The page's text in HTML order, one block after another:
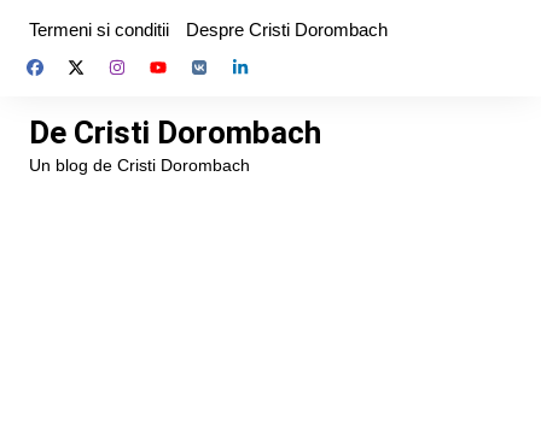
content
Termeni si conditii Despre Cristi Dorombach
De Cristi Dorombach
Un blog de Cristi Dorombach